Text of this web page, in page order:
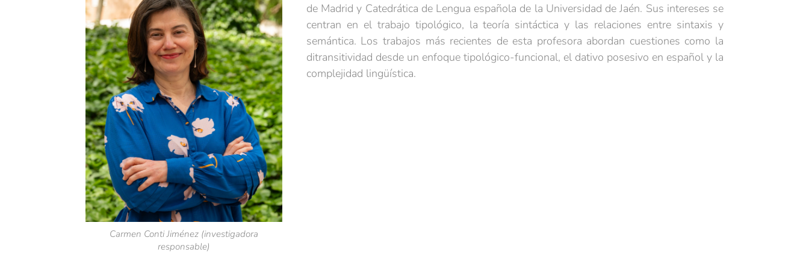
Carmen Conti Jiménez (investigadora
responsable)
de Madrid y Catedrática de Lengua española de la Universidad de Jaén. Sus intereses se
centran en el trabajo tipológico, la teoría sintáctica y las relaciones entre sintaxis y
semántica. Los trabajos más recientes de esta profesora abordan cuestiones como la
ditransitividad desde un enfoque tipológico-funcional, el dativo posesivo en español y la
complejidad lingüística.